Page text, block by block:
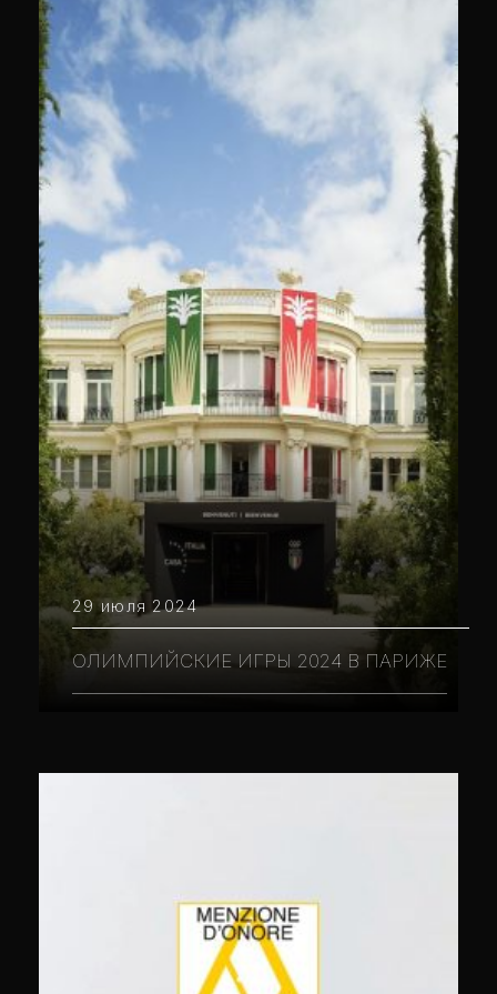
29 июля 2024
ОЛИМПИЙСКИЕ ИГРЫ 2024 В ПАРИЖЕ